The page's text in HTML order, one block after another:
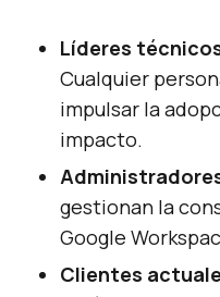
Líderes
Cualquier
impulsar la
impacto.
gestionan la
Google
Clientes